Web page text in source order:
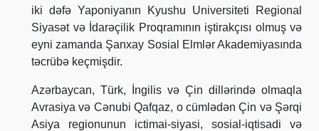
iki dəfə Yaponiyanın Kyushu Universiteti Regional
Siyasət və İdarəçilik Proqramının iştirakçısı olmuş və
eyni zamanda Şanxay Sosial Elmlər Akademiyasında
təcrübə keçmişdir.
Azərbaycan, Türk, İngilis və Çin dillərində olmaqla
Avrasiya və Cənubi Qafqaz, o cümlədən Çin və Şərqi
Asiya regionunun ictimai-siyasi, sosial-iqtisadi və